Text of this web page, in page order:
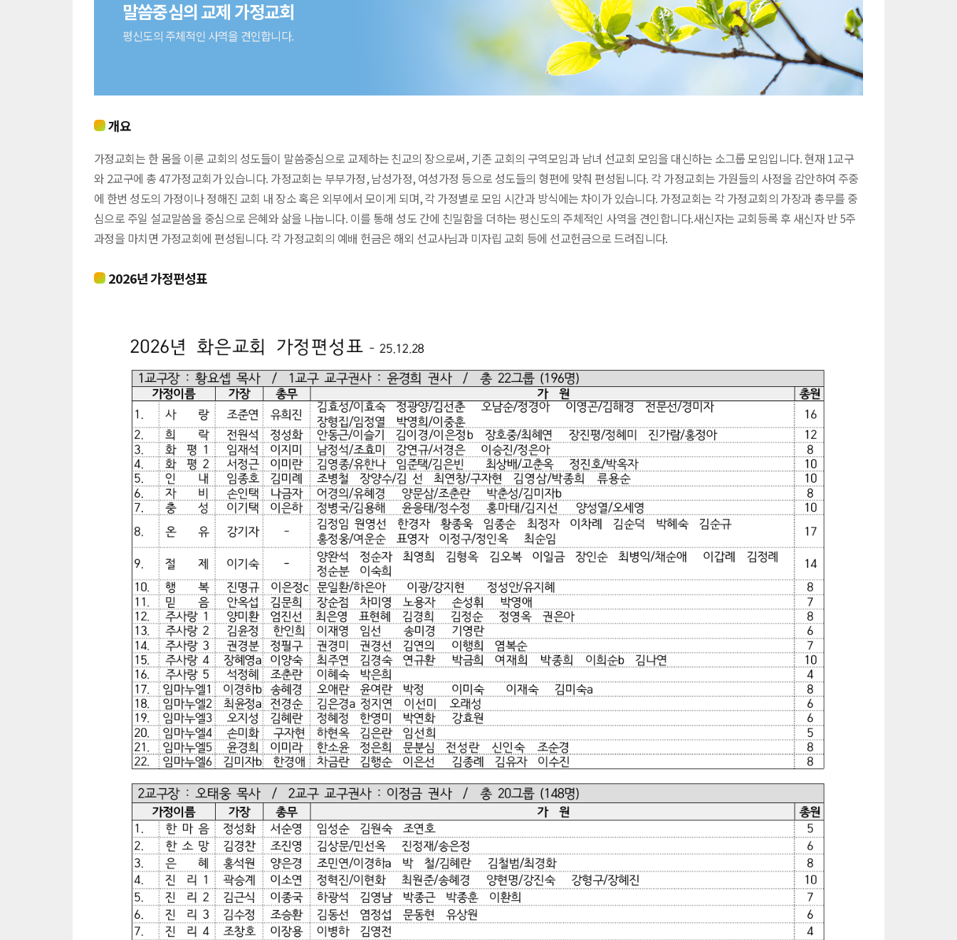
말씀중심의 교제 가정교회
평신도의 주체적인 사역을 견인합니다.
개요
가정교회는 한 몸을 이룬 교회의 성도들이 말씀중심으로 교제하는 친교의 장으로써, 기존 교회의 구역모임과 남녀 선교회 모임을 대신하는 소그룹 모임입니다. 현재 1교구
와 2교구에 총 47가정교회가 있습니다. 가정교회는 부부가정, 남성가정, 여성가정 등으로 성도들의 형편에 맞춰 편성됩니다. 각 가정교회는 가원들의 사정을 감안하여 주중
에 한번 성도의 가정이나 정해진 교회 내 장소 혹은 외부에서 모이게 되며, 각 가정별로 모임 시간과 방식에는 차이가 있습니다. 가정교회는 각 가정교회의 가장과 총무를 중
심으로 주일 설교말씀을 중심으로 은혜와 삶을 나눕니다. 이를 통해 성도 간에 친밀함을 더하는 평신도의 주체적인 사역을 견인합니다.새신자는 교회등록 후 새신자 반 5주
과정을 마치면 가정교회에 편성됩니다. 각 가정교회의 예배 헌금은 해외 선교사님과 미자립 교회 등에 선교헌금으로 드려집니다.
2026년 가정편성표